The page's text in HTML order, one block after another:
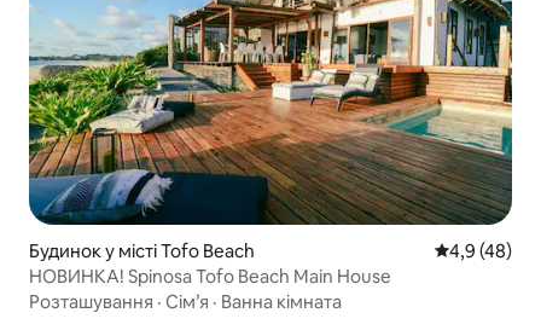
Будинок у місті Tofo Beach Середня
4,9 (48)
НОВИНКА! Spinosa Tofo Beach Main House
Розташування · Сім’я · Ванна кімната